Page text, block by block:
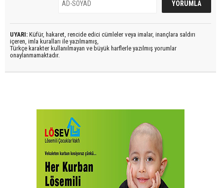
UYARI: Küfür, hakaret, rencide edici cümleler veya imalar, inançlara saldırı
içeren, imla kuralları ile yazılmamış,
Türkçe karakter kullanılmayan ve büyük harflerle yazılmış yorumlar
onaylanmamaktadır.